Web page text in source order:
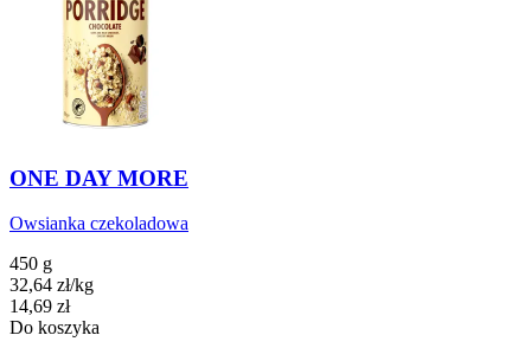
ONE DAY MORE
Owsianka czekoladowa
450 g
32,64 zł/kg
Cena
14,69 zł
Do koszyka